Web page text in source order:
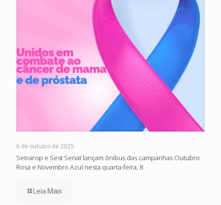
6 de outubro de 2025
Setransp e Sest Senat lançam ônibus das campanhas Outubro
Rosa e Novembro Azul nesta quarta-feira, 8
Leia Mais